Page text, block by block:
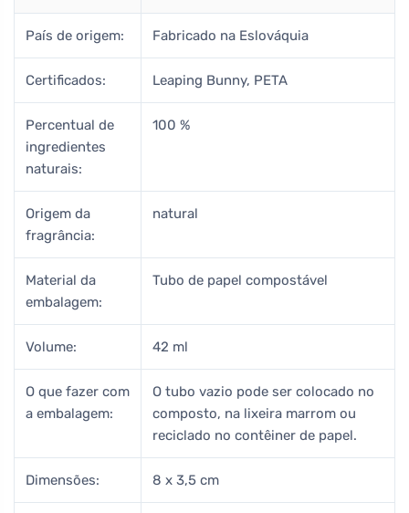
País de origem: Fabricado na Eslováquia
Certificados: Leaping Bunny, PETA
Percentual de
ingredientes
naturais:
100 %
Origem da
fragrância:
natural
Material da
embalagem:
Tubo de papel compostável
Volume: 42 ml
O que fazer com
a embalagem:
O tubo vazio pode ser colocado no
composto, na lixeira marrom ou
reciclado no contêiner de papel.
Dimensões: 8 x 3,5 cm